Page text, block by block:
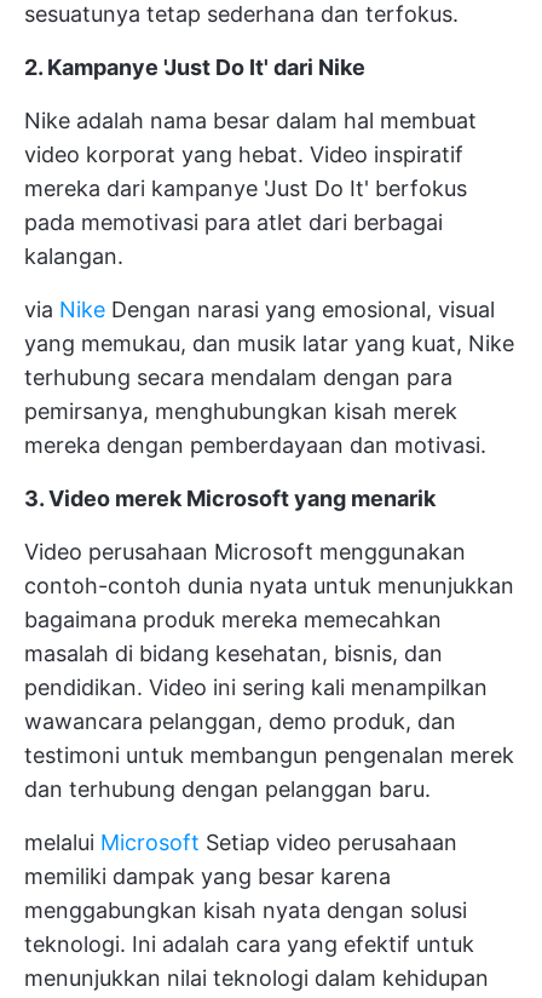
sesuatunya tetap sederhana dan terfokus.
2. Kampanye 'Just Do It' dari Nike
Nike adalah nama besar dalam hal membuat
video korporat yang hebat. Video inspiratif
mereka dari kampanye 'Just Do It' berfokus
pada memotivasi para atlet dari berbagai
kalangan.
via Nike Dengan narasi yang emosional, visual
yang memukau, dan musik latar yang kuat, Nike
terhubung secara mendalam dengan para
pemirsanya, menghubungkan kisah merek
mereka dengan pemberdayaan dan motivasi.
3. Video merek Microsoft yang menarik
Video perusahaan Microsoft menggunakan
contoh-contoh dunia nyata untuk menunjukkan
bagaimana produk mereka memecahkan
masalah di bidang kesehatan, bisnis, dan
pendidikan. Video ini sering kali menampilkan
wawancara pelanggan, demo produk, dan
testimoni untuk membangun pengenalan merek
dan terhubung dengan pelanggan baru.
melalui Microsoft Setiap video perusahaan
memiliki dampak yang besar karena
menggabungkan kisah nyata dengan solusi
teknologi. Ini adalah cara yang efektif untuk
menunjukkan nilai teknologi dalam kehidupan